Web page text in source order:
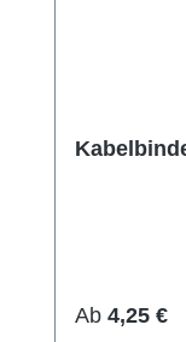
Regulärer
Ab 4,25 €